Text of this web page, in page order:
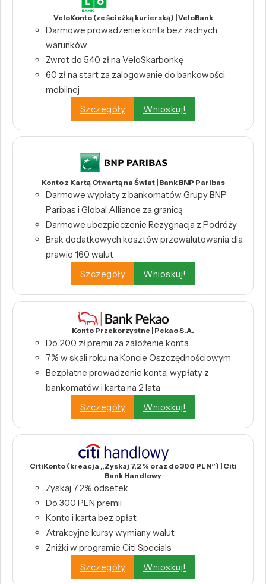
VeloKonto (ze ścieżką kurierską) | VeloBank
Darmowe prowadzenie konta bez żadnych
warunków
Zwrot do 540 zł na VeloSkarbonkę
60 zł na start za zalogowanie do bankowości
mobilnej
Szczegóły
Wnioskuj!
Konto z Kartą Otwartą na Świat | Bank BNP Paribas
Darmowe wypłaty z bankomatów Grupy BNP
Paribas i Global Alliance za granicą
Darmowe ubezpieczenie Rezygnacja z Podróży
Brak dodatkowych kosztów przewalutowania dla
prawie 160 walut
Szczegóły
Wnioskuj!
Konto Przekorzystne | Pekao S.A.
Do 200 zł premii za założenie konta
7% w skali roku na Koncie Oszczędnościowym
Bezpłatne prowadzenie konta, wypłaty z
bankomatów i karta na 2 lata
Szczegóły
Wnioskuj!
CitiKonto (kreacja „Zyskaj 7,2 % oraz do 300 PLN”) | Citi
Bank Handlowy
Zyskaj 7,2% odsetek
Do 300 PLN premii
Konto i karta bez opłat
Atrakcyjne kursy wymiany walut
Zniżki w programie Citi Specials
Szczegóły
Wnioskuj!